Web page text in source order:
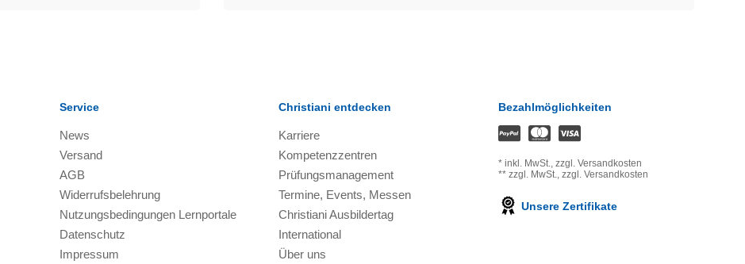
Service
News
Versand
AGB
Widerrufsbelehrung
Nutzungsbedingungen Lernportale
Datenschutz
Impressum
Christiani entdecken
Karriere
Kompetenzzentren
Prüfungsmanagement
Termine, Events, Messen
Christiani Ausbildertag
International
Über uns
Bezahlmöglichkeiten
* inkl. MwSt., zzgl. Versandkosten
** zzgl. MwSt., zzgl. Versandkosten
Unsere Zertifikate